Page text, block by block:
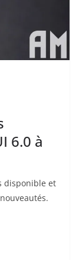
6.0 à
disponible et